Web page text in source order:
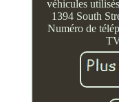
véhicules
1394 South
Numéro de